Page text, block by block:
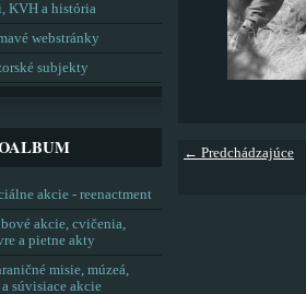
← Predchádzajúce
KVH a história
webstránky
subjekty
akcie - reenactment
akcie, cvičenia,
a pietne akty
misie, múzeá,
súvisiace akcie